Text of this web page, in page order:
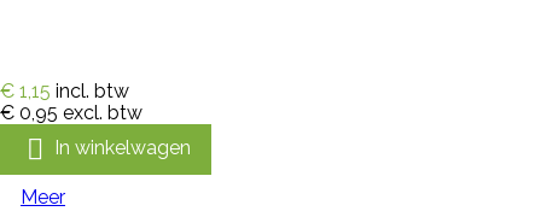
€ 1,15 incl. btw
€ 0,95 excl. btw
 In winkelwagen
Meer